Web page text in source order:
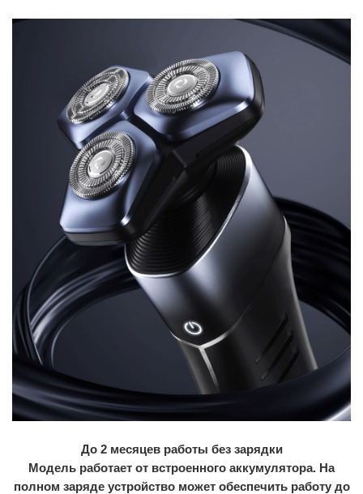
До 2 месяцев работы без зарядки
Модель работает от встроенного аккумулятора. На
полном заряде устройство может обеспечить работу до